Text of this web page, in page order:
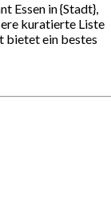
Essen in {Stadt},
kuratierte Liste
bietet ein bestes